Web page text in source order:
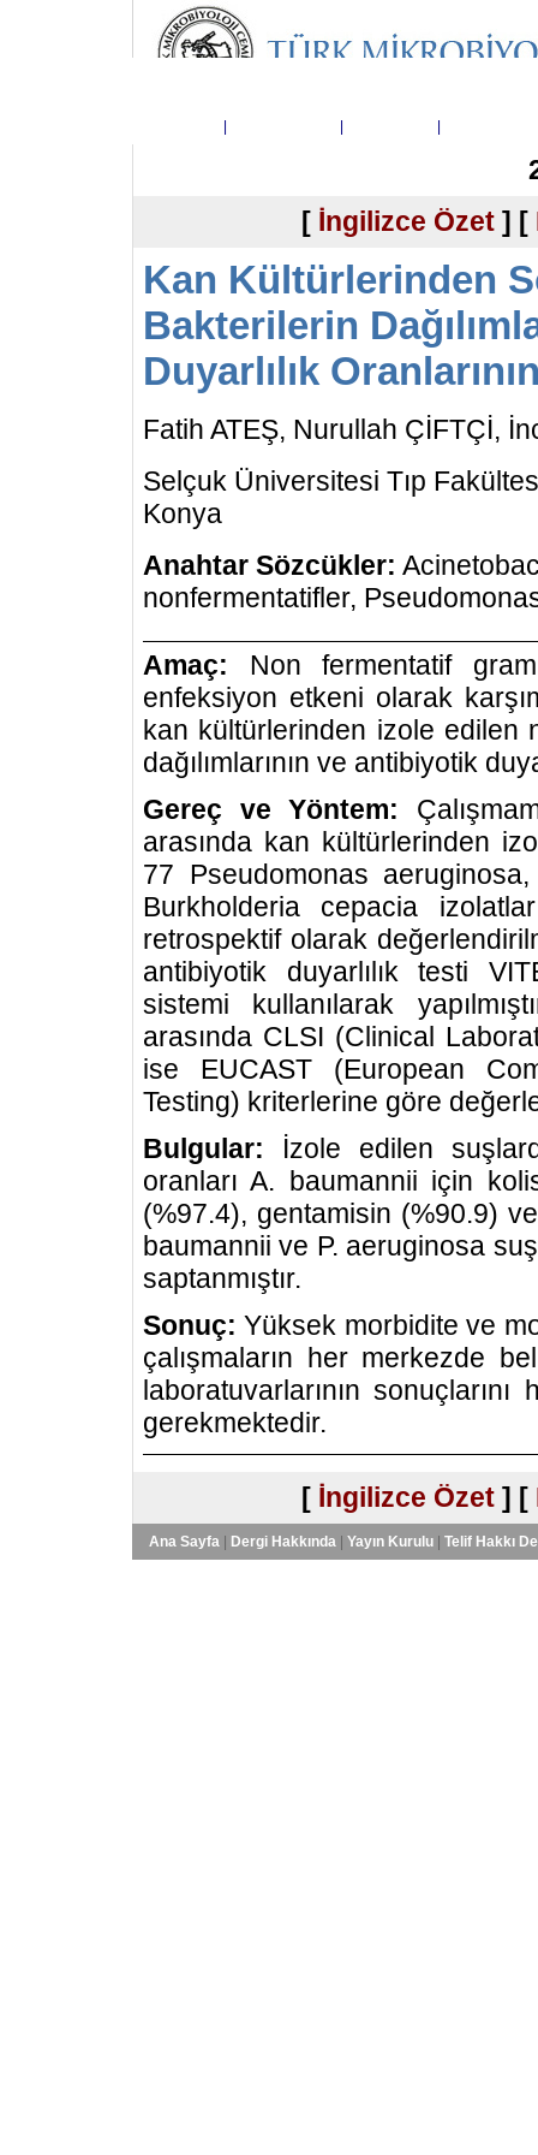
[ İngilizce Özet ] [
Kan Kültürlerinden
Bakterilerin
Duyarlılık
Fatih ATEŞ, Nurullah ÇİFTÇİ,
Selçuk Üniversitesi Tıp
Konya
Anahtar Sözcükler:
nonfermentatifler,
Amaç: Non fermentatif
enfeksiyon etkeni olarak
kan kültürlerinden izole edilen
dağılımlarının ve antibiyotik
Gereç ve Yöntem:
arasında kan kültürlerinden
77 Pseudomonas
Burkholderia cepacia
retrospektif olarak
antibiyotik duyarlılık testi
sistemi kullanılarak
arasında CLSI (Clinical
ise EUCAST (European
Testing) kriterlerine göre
Bulgular: İzole edilen
oranları A. baumannii için
(%97.4), gentamisin (%90.9)
baumannii ve P. aeruginosa
saptanmıştır.
Sonuç: Yüksek morbidite ve
çalışmaların her merkezde
laboratuvarlarının
gerekmektedir.
[ İngilizce Özet ] [
Ana Sayfa| Dergi Hakkında| Yayın Kurulu| Telif Hakkı